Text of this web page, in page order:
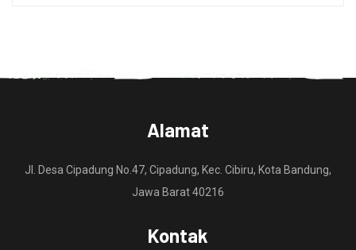
Alamat
Jl. Desa Cipadung No.47, Cipadung, Kec. Cibiru, Kota Bandung,
Jawa Barat 40216
Kontak